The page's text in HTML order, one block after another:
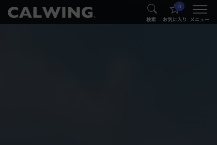
® 検索
0
お気に入り メニュー
®